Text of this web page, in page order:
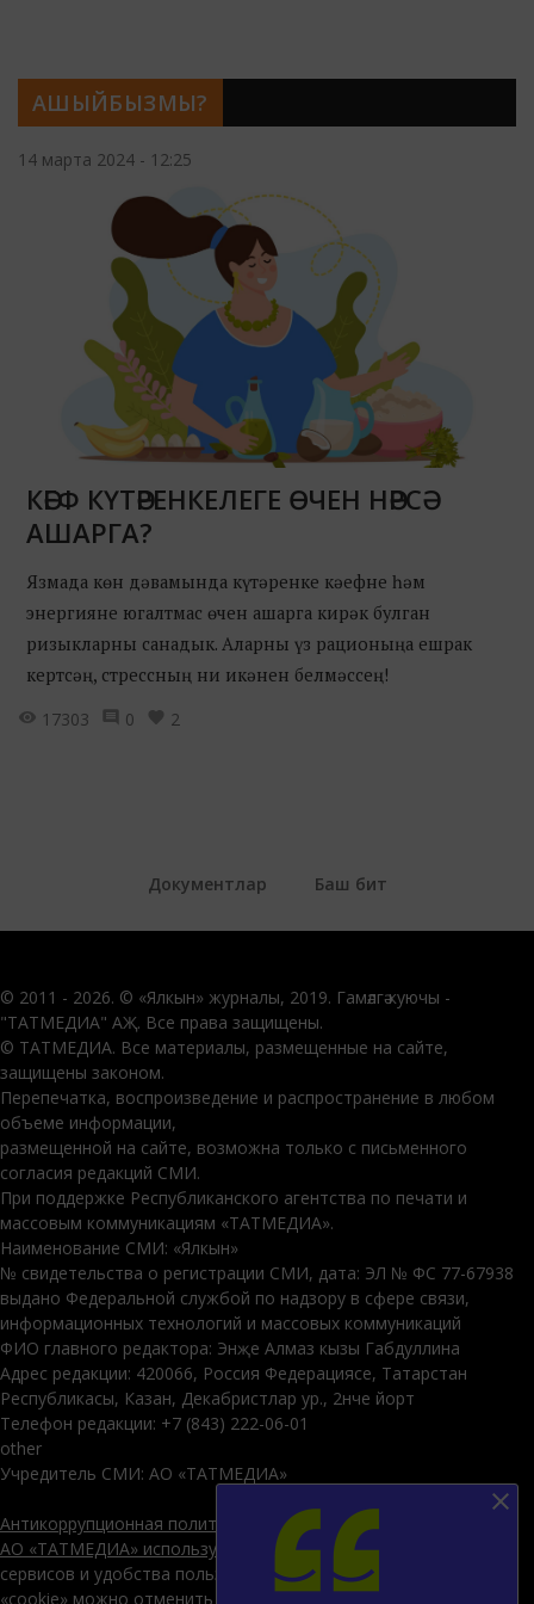
АШЫЙБЫЗМЫ?
14 марта 2024 - 12:25
КӘЕФ КҮТӘРЕНКЕЛЕГЕ ӨЧЕН НӘРСӘ
АШАРГА?
Язмада көн дәвамында күтәренке кәефне һәм
энергияне югалтмас өчен ашарга кирәк булган
ризыкларны санадык. Аларны үз рационыңа ешрак
кертсәң, стрессның ни икәнен белмәссең!
17303
0 2
Документлар Баш бит
© 2011 - 2026. © «Ялкын» журналы, 2019. Гамәлгә куючы -
"ТАТМЕДИА" АҖ. Все права защищены.
© ТАТМЕДИА. Все материалы, размещенные на сайте,
защищены законом.
Перепечатка, воспроизведение и распространение в любом
объеме информации,
размещенной на сайте, возможна только с письменного
согласия редакций СМИ.
При поддержке Республиканского агентства по печати и
массовым коммуникациям «ТАТМЕДИА».
Наименование СМИ: «Ялкын»
№ свидетельства о регистрации СМИ, дата: ЭЛ № ФС 77-67938
выдано Федеральной службой по надзору в сфере связи,
информационных технологий и массовых коммуникаций
ФИО главного редактора: Энҗе Алмаз кызы Габдуллина
Адрес редакции: 420066, Россия Федерациясе, Татарстан
Республикасы, Казан, Декабристлар ур., 2нче йорт
Телефон редакции: +7 (843) 222-06-01
other
Учредитель СМИ: АО «ТАТМЕДИА»
Антикоррупционная политика
АО «ТАТМЕДИА» использует «cookie»для персонализации
сервисов и удобства пользователей сайтом. Использование
«cookie» можно отменить в настройках браузера.